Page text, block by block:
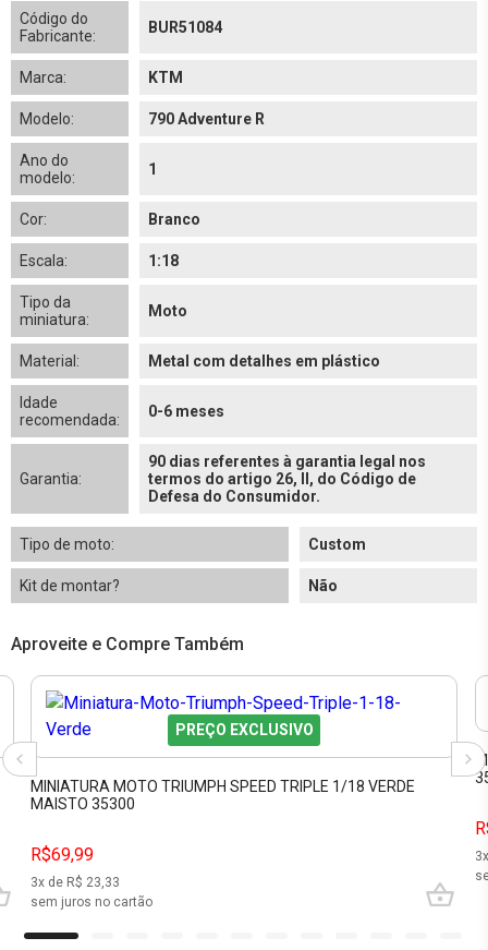
Código do
Fabricante:
BUR51084
Marca: KTM
Modelo: 790 Adventure R
Ano do
modelo:
1
Cor: Branco
Escala: 1:18
Tipo da
miniatura:
Moto
Material: Metal com detalhes em plástico
Idade
recomendada:
0-6 meses
Garantia:
90 dias referentes à garantia legal nos
termos do artigo 26, II, do Código de
Defesa do Consumidor.
Tipo de moto: Custom
Kit de montar? Não
Aproveite e Compre Também
PREÇO EXCLUSIVO
MINIATURA MOTO TRIUMPH SPEED TRIPLE 1/18 VERDE
MAISTO 35300
R$69,99
3x de R$ 23,33
sem juros no cartão
3